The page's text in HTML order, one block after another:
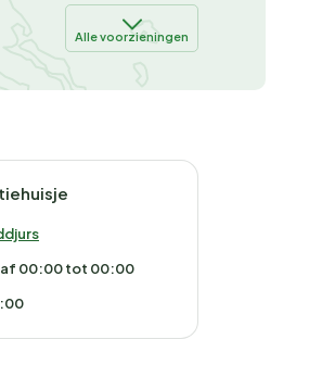
Alle voorzieningen
00:00 tot 00:00